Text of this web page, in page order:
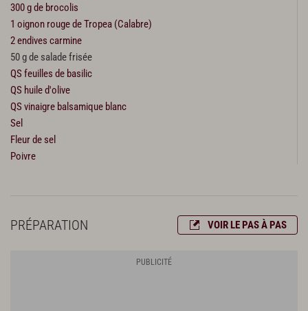
300 g de brocolis
1 oignon rouge de Tropea (Calabre)
2 endives carmine
50 g de salade frisée
QS feuilles de basilic
QS huile d'olive
QS vinaigre balsamique blanc
Sel
Fleur de sel
Poivre
PRÉPARATION VOIR LE PAS À PAS